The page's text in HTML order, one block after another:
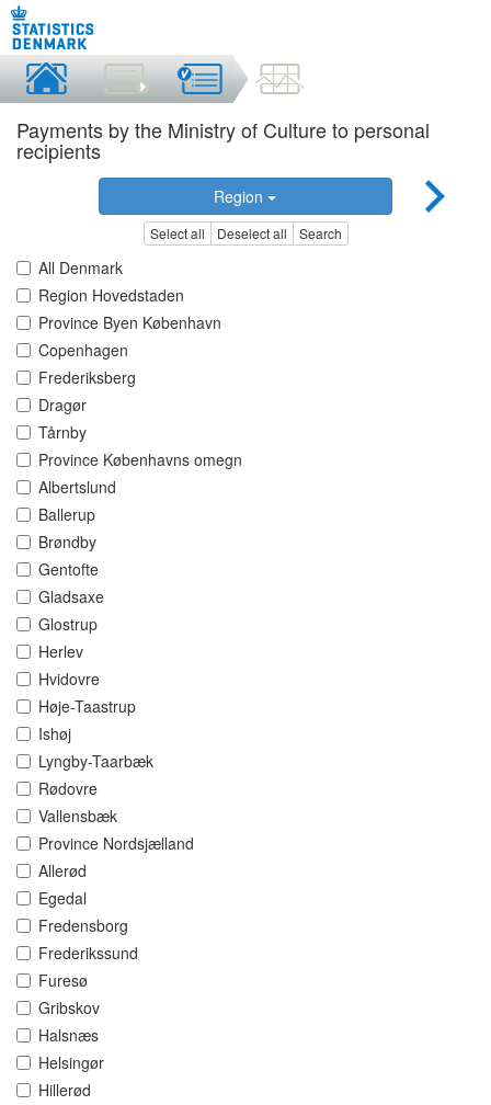
Payments by the Ministry of Culture to personal
recipients
Region
Select all Deselect all Search
All Denmark
Region Hovedstaden
Province Byen København
Copenhagen
Frederiksberg
Dragør
Tårnby
Province Københavns omegn
Albertslund
Ballerup
Brøndby
Gentofte
Gladsaxe
Glostrup
Herlev
Hvidovre
Høje-Taastrup
Ishøj
Lyngby-Taarbæk
Rødovre
Vallensbæk
Province Nordsjælland
Allerød
Egedal
Fredensborg
Frederikssund
Furesø
Gribskov
Halsnæs
Helsingør
Hillerød